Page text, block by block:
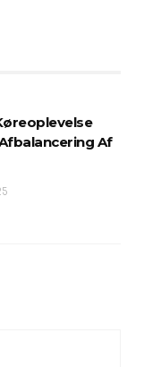
Af